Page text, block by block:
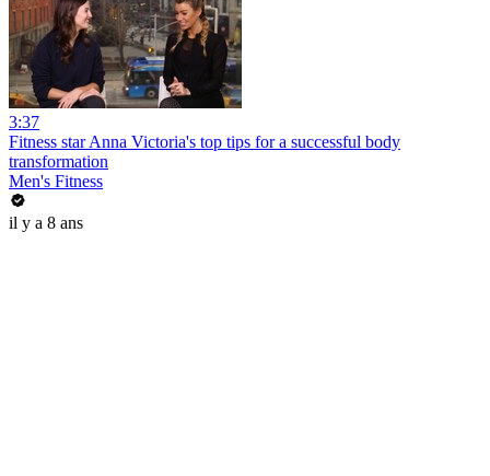
3:37
Fitness star Anna Victoria's top tips for a successful body
transformation
Men's Fitness
il y a 8 ans